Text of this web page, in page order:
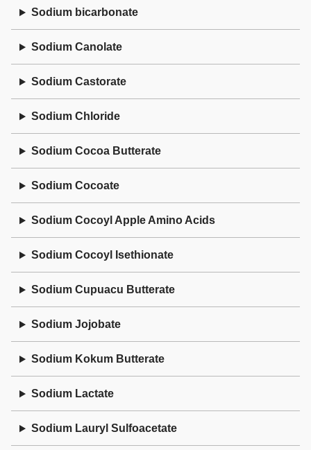
Sodium bicarbonate
Sodium Canolate
Sodium Castorate
Sodium Chloride
Sodium Cocoa Butterate
Sodium Cocoate
Sodium Cocoyl Apple Amino Acids
Sodium Cocoyl Isethionate
Sodium Cupuacu Butterate
Sodium Jojobate
Sodium Kokum Butterate
Sodium Lactate
Sodium Lauryl Sulfoacetate